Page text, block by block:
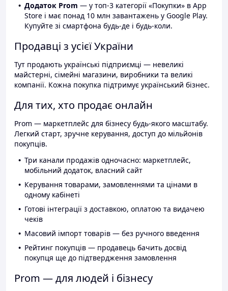
Додаток Prom — у топ-3 категорії «Покупки» в App
Store і має понад 10 млн завантажень у Google Play.
Купуйте зі смартфона будь-де і будь-коли.
Продавці з усієї України
Тут продають українські підприємці — невеликі
майстерні, сімейні магазини, виробники та великі
компанії. Кожна покупка підтримує український бізнес.
Для тих, хто продає онлайн
Prom — маркетплейс для бізнесу будь-якого масштабу.
Легкий старт, зручне керування, доступ до мільйонів
покупців.
Три канали продажів одночасно: маркетплейс,
мобільний додаток, власний сайт
Керування товарами, замовленнями та цінами в
одному кабінеті
Готові інтеграції з доставкою, оплатою та видачею
чеків
Масовий імпорт товарів — без ручного введення
Рейтинг покупців — продавець бачить досвід
покупця ще до підтвердження замовлення
Prom — для людей і бізнесу